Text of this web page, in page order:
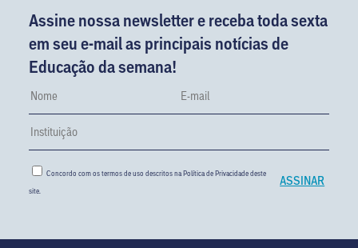
Assine nossa newsletter e receba toda sexta
em seu e-mail as principais notícias de
Educação da semana!
Concordo com os termos de uso descritos naPolítica de Privacidadedeste
site.